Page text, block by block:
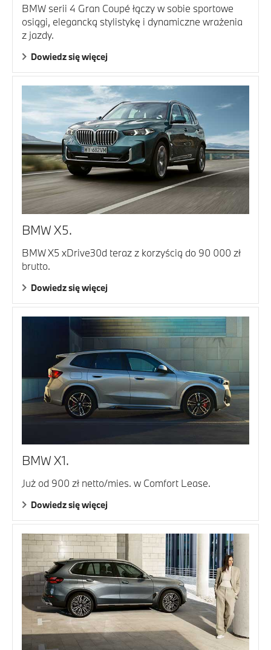
BMW serii 4 Gran Coupé łączy w sobie sportowe
osiągi, elegancką stylistykę i dynamiczne wrażenia
z jazdy.
Dowiedz się więcej
BMW X5.
BMW X5 xDrive30d teraz z korzyścią do 90 000 zł
brutto.
Dowiedz się więcej
BMW X1.
Już od 900 zł netto/mies. w Comfort Lease.
Dowiedz się więcej